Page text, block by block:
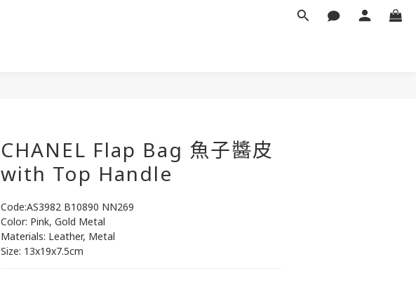
CHANEL Flap Bag 魚子醬皮
with Top Handle
Code:AS3982 B10890 NN269
Color: Pink, Gold Metal
Materials: Leather, Metal
Size: 13x19x7.5cm